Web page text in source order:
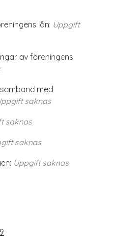
lån: Uppgift
av föreningens
med
saknas
saknas
saknas
Uppgift saknas